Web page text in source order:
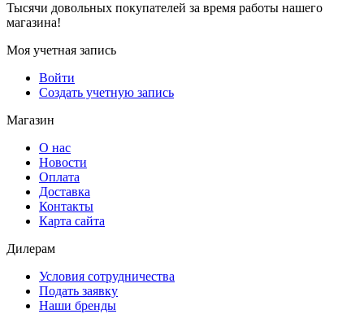
Тысячи довольных покупателей за время работы нашего
магазина!
Моя учетная запись
Войти
Создать учетную запись
Магазин
О нас
Новости
Оплата
Доставка
Контакты
Карта сайта
Дилерам
Условия сотрудничества
Подать заявку
Наши бренды